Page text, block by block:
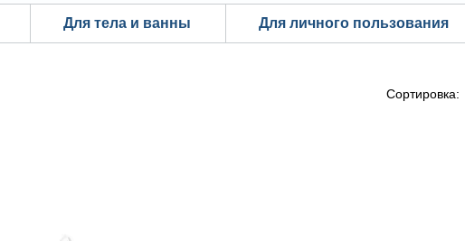
Для тела и ванны Для личного пользования
Сортировка: